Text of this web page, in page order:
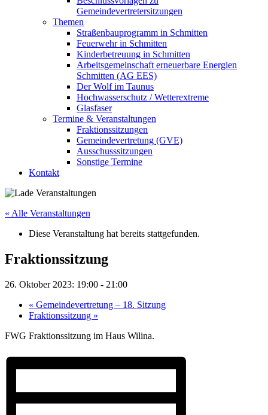
Gemeindevertretersitzungen
Themen
Straßenbauprogramm in Schmitten
Feuerwehr in Schmitten
Kinderbetreuung in Schmitten
Arbeitsgemeinschaft erneuerbare Energien
Schmitten (AG EES)
Der Wolf im Taunus
Hochwasserschutz / Wetterextreme
Glasfaser
Termine & Veranstaltungen
Fraktionssitzungen
Gemeindevertretung (GVE)
Ausschusssitzungen
Sonstige Termine
Kontakt
« Alle Veranstaltungen
Diese Veranstaltung hat bereits stattgefunden.
Fraktionssitzung
26. Oktober 2023: 19:00 - 21:00
« Gemeindevertretung – 18. Sitzung
Fraktionssitzung »
FWG Fraktionssitzung im Haus Wilina.